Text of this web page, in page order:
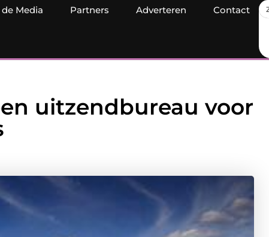
Media Partners Adverteren Contact
uitzendbureau voor